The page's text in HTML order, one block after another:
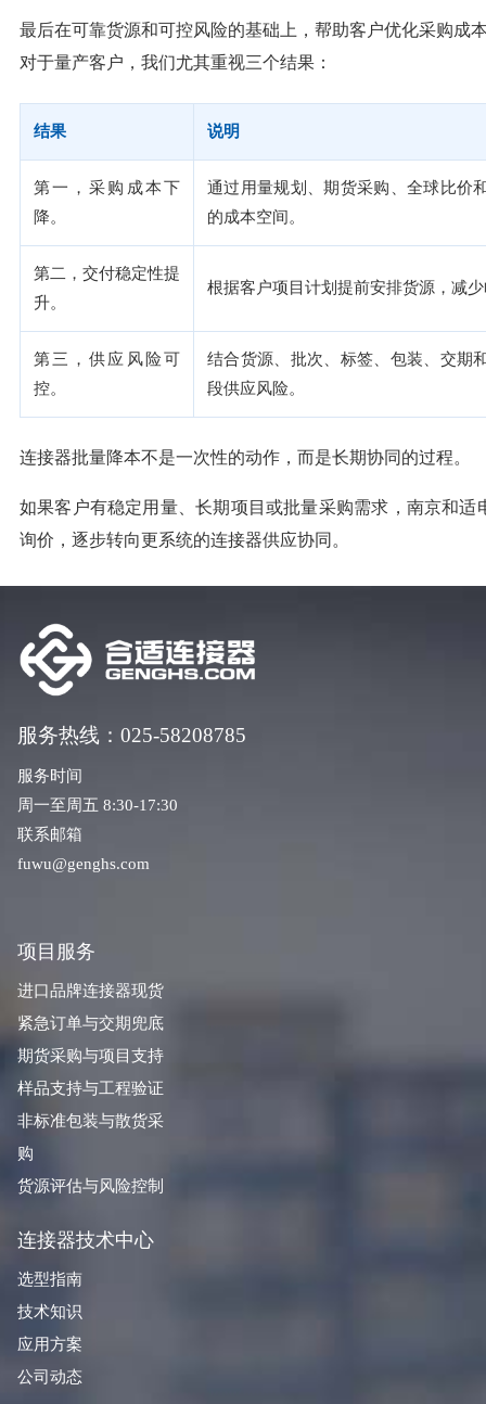
最后在可靠货源和可控风险的基础上，帮助客户优化采购成
对于量产客户，我们尤其重视三个结果：
结果 说明
第一，采购成本下
降。
通过用量规划、期货采购、全球比价
的成本空间。
第二，交付稳定性提
升。
根据客户项目计划提前安排货源，减
第三，供应风险可
控。
结合货源、批次、标签、包装、交期
段供应风险。
连接器批量降本不是一次性的动作，而是长期协同的过程。
如果客户有稳定用量、长期项目或批量采购需求，南京和适
询价，逐步转向更系统的连接器供应协同。
服务热线：025-58208785
服务时间
周一至周五 8:30-17:30
联系邮箱
fuwu@genghs.com
项目服务
进口品牌连接器现货
紧急订单与交期兜底
期货采购与项目支持
样品支持与工程验证
非标准包装与散货采
购
货源评估与风险控制
连接器技术中心
选型指南
技术知识
应用方案
公司动态